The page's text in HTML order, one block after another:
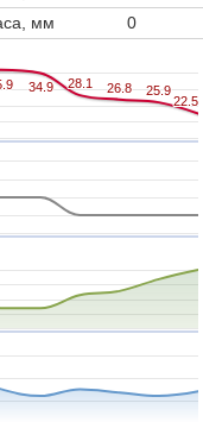
мм
0
34.9
34.9 28.1
28.1 26.8
26.8 25.9
25.9
22.5
22.5